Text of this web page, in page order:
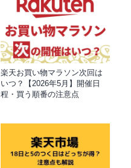
楽天お買い物マラソン次回は
いつ？【2026年5月】開催日
程・買う順番の注意点